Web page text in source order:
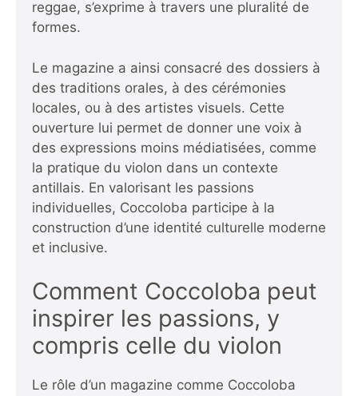
reggae, s’exprime à travers une pluralité de
formes.
Le magazine a ainsi consacré des dossiers à
des traditions orales, à des cérémonies
locales, ou à des artistes visuels. Cette
ouverture lui permet de donner une voix à
des expressions moins médiatisées, comme
la pratique du violon dans un contexte
antillais. En valorisant les passions
individuelles, Coccoloba participe à la
construction d’une identité culturelle moderne
et inclusive.
Comment Coccoloba peut
inspirer les passions, y
compris celle du violon
Le rôle d’un magazine comme Coccoloba